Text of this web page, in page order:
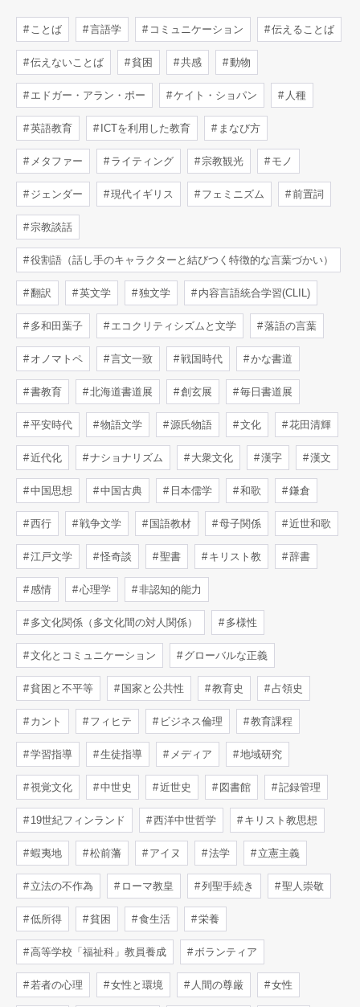
ことば 言語学 コミュニケーション 伝えることば
伝えないことば 貧困 共感 動物
エドガー・アラン・ポー ケイト・ショパン 人種
英語教育 ICTを利用した教育 まなび方
メタファー ライティング 宗教観光 モノ
ジェンダー 現代イギリス フェミニズム 前置詞
宗教談話
役割語（話し手のキャラクターと結びつく特徴的な言葉づかい）
翻訳 英文学 独文学 内容言語統合学習(CLIL)
多和田葉子 エコクリティシズムと文学 落語の言葉
オノマトペ 言文一致 戦国時代 かな書道
書教育 北海道書道展 創玄展 毎日書道展
平安時代 物語文学 源氏物語 文化 花田清輝
近代化 ナショナリズム 大衆文化 漢字 漢文
中国思想 中国古典 日本儒学 和歌 鎌倉
西行 戦争文学 国語教材 母子関係 近世和歌
江戸文学 怪奇談 聖書 キリスト教 辞書
感情 心理学 非認知的能力
多文化関係（多文化間の対人関係） 多様性
文化とコミュニケーション グローバルな正義
貧困と不平等 国家と公共性 教育史 占領史
カント フィヒテ ビジネス倫理 教育課程
学習指導 生徒指導 メディア 地域研究
視覚文化 中世史 近世史 図書館 記録管理
19世紀フィンランド 西洋中世哲学 キリスト教思想
蝦夷地 松前藩 アイヌ 法学 立憲主義
立法の不作為 ローマ教皇 列聖手続き 聖人崇敬
低所得 貧困 食生活 栄養
高等学校「福祉科」教員養成 ボランティア
若者の心理 女性と環境 人間の尊厳 女性